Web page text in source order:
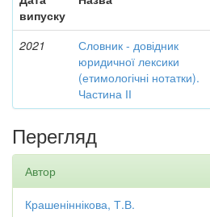
випуску
2021
Словник - довідник
юридичної лексики
(етимологічні нотатки).
Частина ІІ
Перегляд
Автор
Крашеніннікова, Т.В.